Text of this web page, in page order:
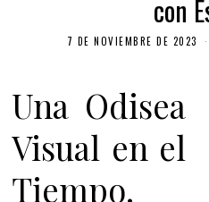
con
7 DE NOVIEMBRE DE 2023
Una Odisea
Visual en el
Tiempo.